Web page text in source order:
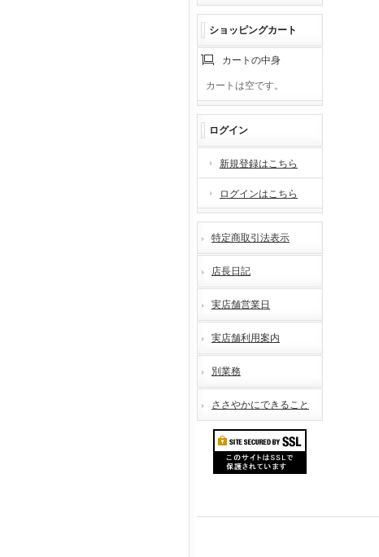
ショッピングカート
カートの中身
カートは空です。
ログイン
新規登録はこちら
ログインはこちら
特定商取引法表示
店長日記
実店舗営業日
実店舗利用案内
別業務
ささやかにできること